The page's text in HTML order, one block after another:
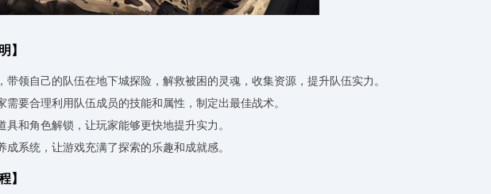
】
领自己的队伍在地下城探险，解救被困的灵魂，收集资源，提升队伍实力。
要合理利用队伍成员的技能和属性，制定出最佳战术。
和角色解锁，让玩家能够更快地提升实力。
系统，让游戏充满了探索的乐趣和成就感。
】